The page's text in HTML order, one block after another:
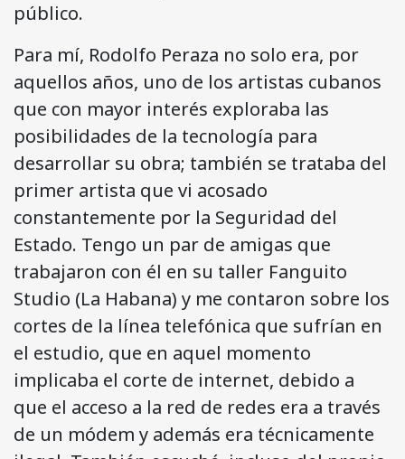
público.
Para mí, Rodolfo Peraza no solo era, por
aquellos años, uno de los artistas cubanos
que con mayor interés exploraba las
posibilidades de la tecnología para
desarrollar su obra; también se trataba del
primer artista que vi acosado
constantemente por la Seguridad del
Estado. Tengo un par de amigas que
trabajaron con él en su taller Fanguito
Studio (La Habana) y me contaron sobre los
cortes de la línea telefónica que sufrían en
el estudio, que en aquel momento
implicaba el corte de internet, debido a
que el acceso a la red de redes era a través
de un módem y además era técnicamente